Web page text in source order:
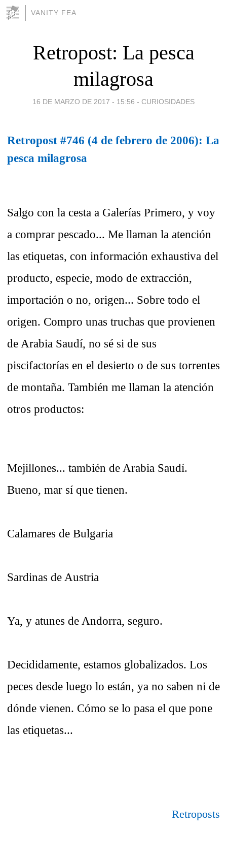
VANITY FEA
Retropost: La pesca
milagrosa
16 DE MARZO DE 2017 - 15:56 - CURIOSIDADES
Retropost #746 (4 de febrero de 2006): La
pesca milagrosa
Salgo con la cesta a Galerías Primero, y voy
a comprar pescado... Me llaman la atención
las etiquetas, con información exhaustiva del
producto, especie, modo de extracción,
importación o no, origen... Sobre todo el
origen. Compro unas truchas que provienen
de Arabia Saudí, no sé si de sus
piscifactorías en el desierto o de sus torrentes
de montaña. También me llaman la atención
otros productos:
Mejillones... también de Arabia Saudí.
Bueno, mar sí que tienen.
Calamares de Bulgaria
Sardinas de Austria
Ya, y atunes de Andorra, seguro.
Decididamente, estamos globalizados. Los
peces desde luego lo están, ya no saben ni de
dónde vienen. Cómo se lo pasa el que pone
las etiquetas...
Retroposts